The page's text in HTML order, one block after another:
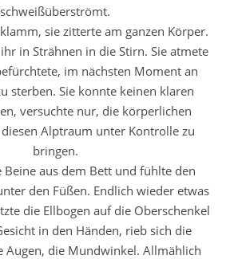
schweißüberströmt.
sie zitterte am ganzen Körper.
in Strähnen in die Stirn. Sie atmete
im nächsten Moment an
sterben. Sie konnte keinen klaren
versuchte nur, die körperlichen
Alptraum unter Kontrolle zu
bringen.
Beine aus dem Bett und fühlte den
den Füßen. Endlich wieder etwas
die Ellbogen auf die Oberschenkel
in den Händen, rieb sich die
Augen, die Mundwinkel. Allmählich